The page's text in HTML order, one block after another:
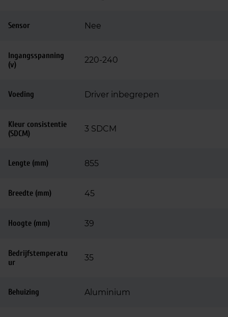
Sensor Nee
Ingangsspanning
(v)
220-240
Voeding Driver inbegrepen
Kleur consistentie
(SDCM)
3 SDCM
Lengte (mm) 855
Breedte (mm) 45
Hoogte (mm) 39
Bedrijfstemperatu
ur
35
Behuizing Aluminium